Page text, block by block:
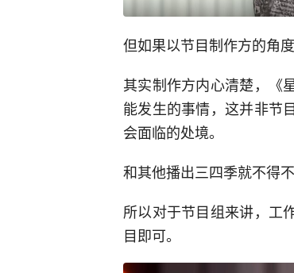
但如果以节目制作方的角
其实制作方内心清楚，《
能发生的事情，这并非节
会面临的处境。
和其他播出三四季就不得
所以对于节目组来讲，工
目即可。